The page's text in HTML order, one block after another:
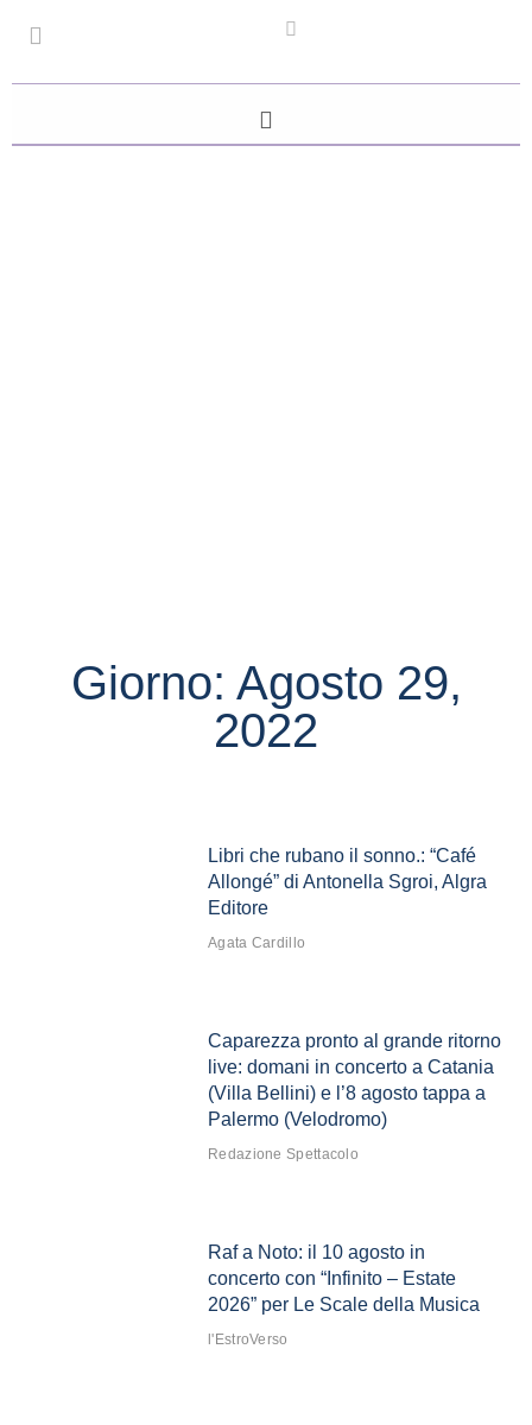
Giorno: Agosto 29,
2022
Libri che rubano il sonno.: “Café
Allongé” di Antonella Sgroi, Algra
Editore
Agata Cardillo
Caparezza pronto al grande ritorno
live: domani in concerto a Catania
(Villa Bellini) e l’8 agosto tappa a
Palermo (Velodromo)
Redazione Spettacolo
Raf a Noto: il 10 agosto in
concerto con “Infinito – Estate
2026” per Le Scale della Musica
l'EstroVerso